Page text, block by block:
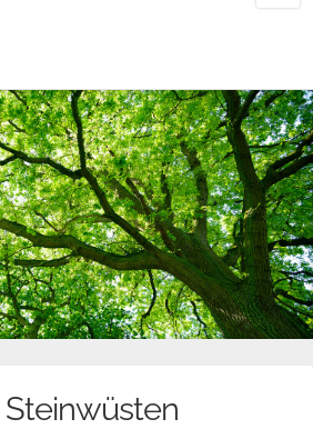
Steinwüsten